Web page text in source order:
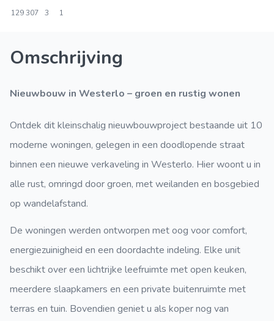
129 307 3 1
Omschrijving
Nieuwbouw in Westerlo – groen en rustig wonen
Ontdek dit kleinschalig nieuwbouwproject bestaande uit 10
moderne woningen, gelegen in een doodlopende straat
binnen een nieuwe verkaveling in Westerlo. Hier woont u in
alle rust, omringd door groen, met weilanden en bosgebied
op wandelafstand.
De woningen werden ontworpen met oog voor comfort,
energiezuinigheid en een doordachte indeling. Elke unit
beschikt over een lichtrijke leefruimte met open keuken,
meerdere slaapkamers en een private buitenruimte met
terras en tuin. Bovendien geniet u als koper nog van